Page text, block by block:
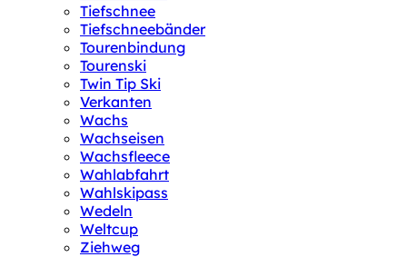
Tiefschnee
Tiefschneebänder
Tourenbindung
Tourenski
Twin Tip Ski
Verkanten
Wachs
Wachseisen
Wachsfleece
Wahlabfahrt
Wahlskipass
Wedeln
Weltcup
Ziehweg